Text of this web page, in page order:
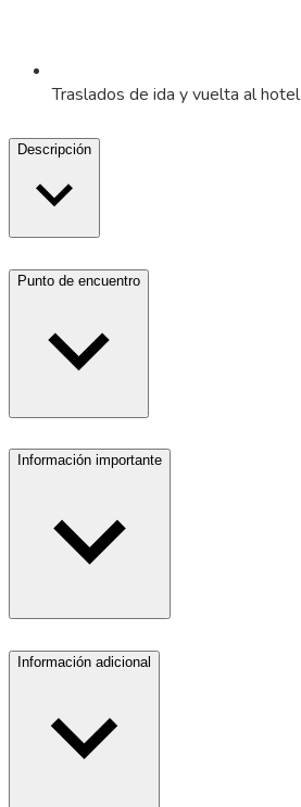
Traslados de ida y vuelta al hotel
Descripción
Punto de encuentro
Información importante
Información adicional